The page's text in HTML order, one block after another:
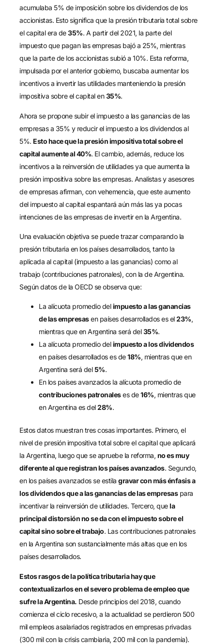
acumulaba 5% de imposición sobre los dividendos de los
accionistas. Esto significa que la presión tributaria total sobre
el capital era de35%. A partir del 2021, la parte del
impuesto que pagan las empresas bajó a 25%, mientras
que la parte de los accionistas subió a 10%. Esta reforma,
impulsada por el anterior gobierno, buscaba aumentar los
incentivos a invertir las utilidades manteniendo la presión
impositiva sobre el capital en35%.
Ahora se propone subir el impuesto a las ganancias de las
empresas a 35% y reducir el impuesto a los dividendos al
5%. Esto hace que la presión impositiva total sobre el
capital aumente al 40%. El cambio, además, reduce los
incentivos a la reinversión de utilidades ya que aumenta la
presión impositiva sobre las empresas. Analistas y asesores
de empresas afirman, con vehemencia, que este aumento
del impuesto al capital espantará aún más las ya pocas
intenciones de las empresas de invertir en la Argentina.
Una evaluación objetiva se puede trazar comparando la
presión tributaria en los países desarrollados, tanto la
aplicada al capital (impuesto a las ganancias) como al
trabajo (contribuciones patronales), con la de Argentina.
Según datos de la OECD se observa que:
La alícuota promedio delimpuesto a las ganancias
de las empresasen países desarrollados es el23%,
mientras que en Argentina será del35%.
La alícuota promedio delimpuesto a los dividendos
en países desarrollados es de18%, mientras que en
Argentina será del5%.
En los países avanzados la alícuota promedio de
contribuciones patronaleses de16%, mientras que
en Argentina es del28%.
Estos datos muestran tres cosas importantes. Primero, el
nivel de presión impositiva total sobre el capital que aplicará
la Argentina, luego que se apruebe la reforma, no es muy
diferente al que registran los países avanzados. Segundo,
en los países avanzados se estila gravar con más énfasis a
los dividendos que a las ganancias de las empresaspara
incentivar la reinversión de utilidades. Tercero, que la
principal distorsión no se da con el impuesto sobre el
capital sino sobre el trabajo. Las contribuciones patronales
en la Argentina son sustancialmente más altas que en los
países desarrollados.
Estos rasgos de la política tributaria hay que
contextualizarlos en el severo problema de empleo que
sufre la Argentina. Desde principios del 2018, cuando
comienza el ciclo recesivo, a la actualidad se perdieron 500
mil empleos asalariados registrados en empresas privadas
(300 mil con la crisis cambiaria, 200 mil con la pandemia).